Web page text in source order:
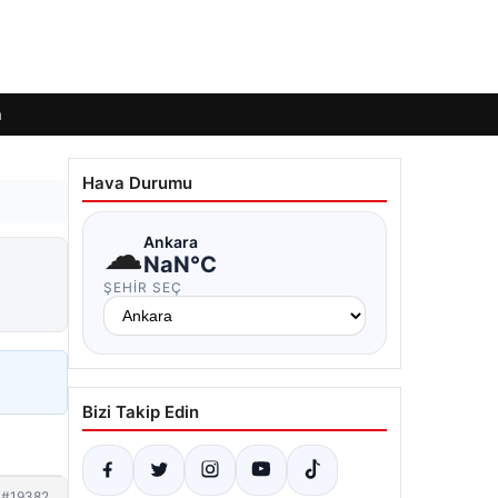
Hava Durumu
☁Ankara
NaN°C
ŞEHIR SEÇ
Bizi Takip Edin